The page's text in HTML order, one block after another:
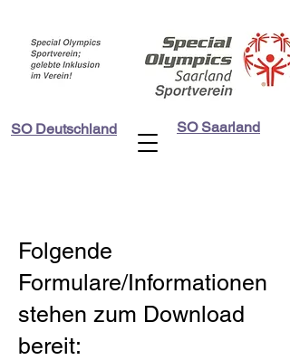
SO Deutschland SO Saarland
Folgende
Formulare/Informationen
stehen zum Download
bereit: